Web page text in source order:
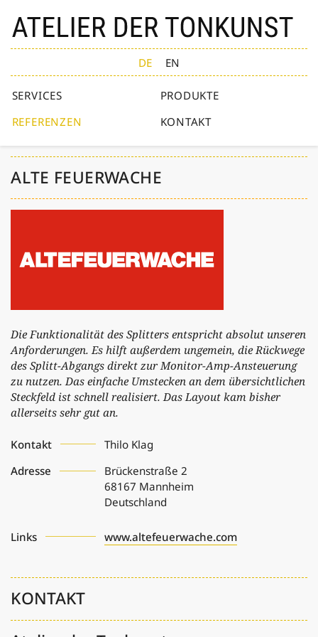
zum
Inhalt
DE
EN
SERVICES
PRODUKTE
REFERENZEN
KONTAKT
ALTE FEUERWACHE
Die Funktionalität des Splitters entspricht absolut unseren
Anforderungen. Es hilft außerdem ungemein, die Rückwege
des Splitt-Abgangs direkt zur Monitor-Amp-Ansteuerung
zu nutzen. Das einfache Umstecken an dem übersichtlichen
Steckfeld ist schnell realisiert. Das Layout kam bisher
allerseits sehr gut an.
Kontakt
Thilo Klag
Adresse
Brückenstraße 2
68167 Mannheim
Deutschland
Links www.altefeuerwache.com
KONTAKT